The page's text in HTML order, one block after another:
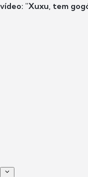
vídeo: "Xuxu, tem